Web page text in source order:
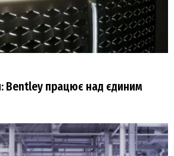
Bentley працює над єдиним